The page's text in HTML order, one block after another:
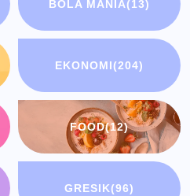
BOLA MANIA(13)
EKONOMI(204)
FOOD(12)
GRESIK(96)